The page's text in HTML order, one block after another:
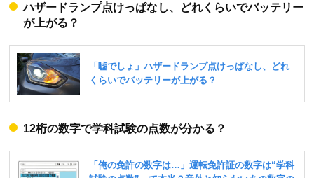
ハザードランプ点けっぱなし、どれくらいでバッテリー
が上がる？
12桁の数字で学科試験の点数が分かる？